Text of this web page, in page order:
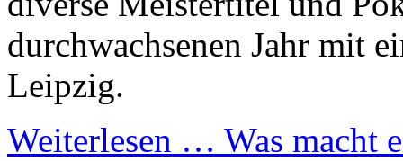
durchwachsenen Jahr mit
Leipzig.
Weiterlesen … Was macht